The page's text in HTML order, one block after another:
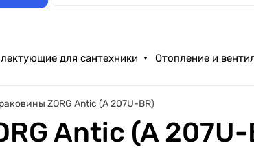
для сантехники Отопление и
ZORG Antic (A 207U-BR)
Antic (A 207U-